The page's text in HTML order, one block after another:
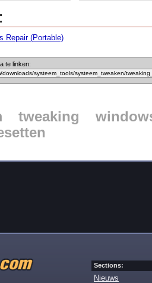
Repair (Portable)
te linken:
tweaking
Sections:
Nieuws